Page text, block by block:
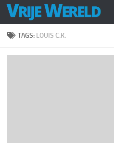
Doorgaan naar inhoud
TAGS: LOUIS C.K.